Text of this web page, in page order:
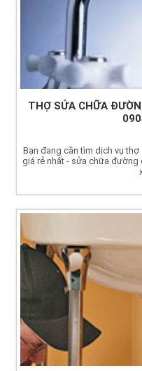
THỢ SỬA CHỮA
Bạn đang cần tìm dịch vụ
giá rẻ nhất - sửa chữa